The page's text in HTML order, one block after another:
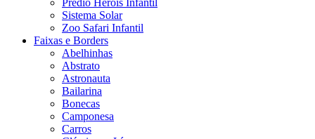
Prédio Heróis Infantil
Sistema Solar
Zoo Safari Infantil
Faixas e Borders
Abelhinhas
Abstrato
Astronauta
Bailarina
Bonecas
Camponesa
Carros